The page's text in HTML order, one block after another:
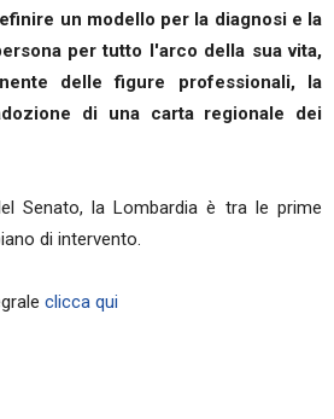
un modello per la diagnosi e la
per tutto l'arco della sua vita,
delle figure professionali, la
di una carta regionale dei
Senato, la Lombardia è tra le prime
di intervento.
clicca qui